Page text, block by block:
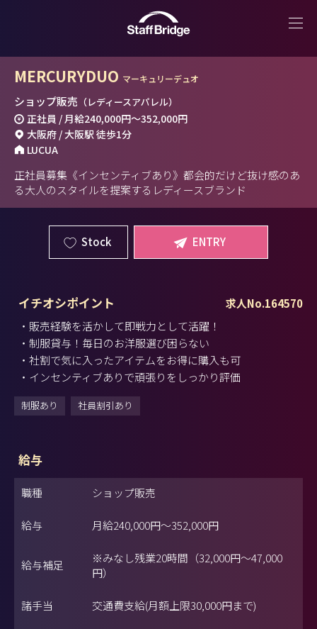
MERCURYDUO マーキュリーデュオ
ショップ販売 （レディースアパレル）
正社員 / 月給240,000円～352,000円
大阪府 / 大阪駅 徒歩1分
LUCUA
正社員募集《インセンティブあり》都会的だけど抜け感のあ
る大人のスタイルを提案するレディースブランド
Stock ENTRY
求人No.164570
イチオシポイント
・販売経験を活かして即戦力として活躍！
・制服貸与！毎日のお洋服選び困らない
・社割で気に入ったアイテムをお得に購入も可
・インセンティブありで頑張りをしっかり評価
制服あり 社員割引あり
給与
職種 ショップ販売
給与 月給240,000円～352,000円
給与補足
※みなし残業20時間（32,000円～47,000
円）
諸手当 交通費支給(月額上限30,000円まで)